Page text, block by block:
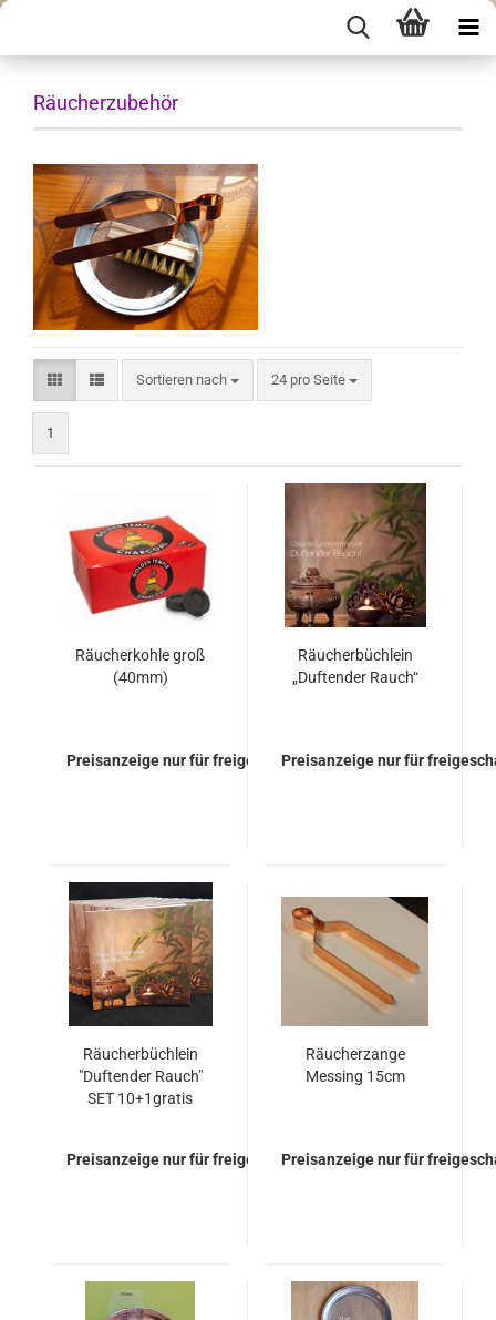
Räucherzubehör
Sortieren nach
Sortieren nach 24 pro Seite
pro Seite
1
Räucherkohle groß
(40mm)
Preisanzeige nur für freigeschaltete Kunden
Räucherbüchlein
„Duftender Rauch“
Preisanzeige nur für
Räucherbüchlein
"Duftender Rauch"
SET 10+1gratis
Preisanzeige nur für freigeschaltete Kunden
Räucherzange
Messing 15cm
Preisanzeige nur für